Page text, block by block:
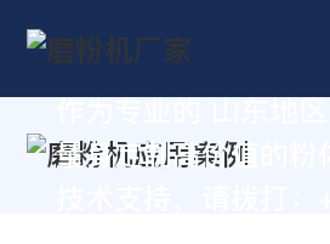
量身定制高价值的粉